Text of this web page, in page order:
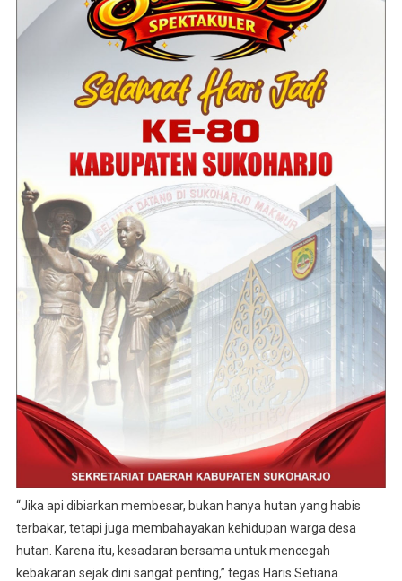
“Jika api dibiarkan membesar, bukan hanya hutan yang habis
terbakar, tetapi juga membahayakan kehidupan warga desa
hutan. Karena itu, kesadaran bersama untuk mencegah
kebakaran sejak dini sangat penting,” tegas Haris Setiana.